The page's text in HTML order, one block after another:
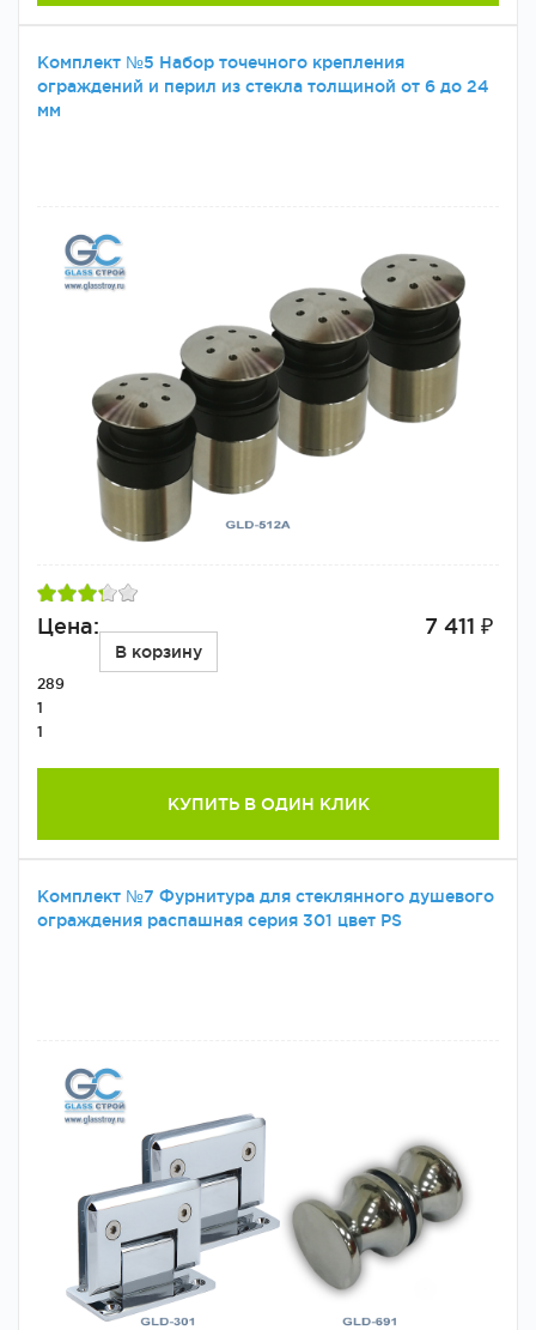
Комплект №5 Набор точечного крепления
ограждений и перил из стекла толщиной от 6 до 24
мм
Цена: 7 411 ₽
В корзину
289
1
1
КУПИТЬ В ОДИН КЛИК
Комплект №7 Фурнитура для стеклянного душевого
ограждения распашная серия 301 цвет PS